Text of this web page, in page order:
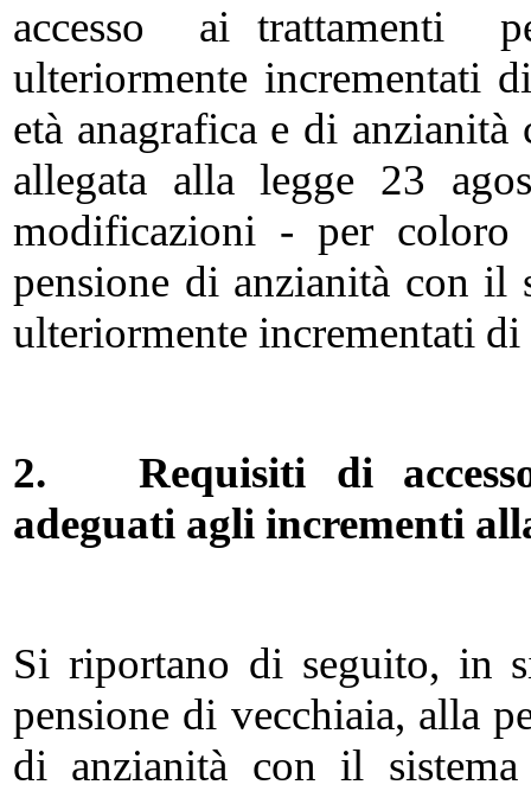
accesso ai trattamenti
ulteriormente incrementati
età anagrafica e di
allegata alla legge 23
modificazioni - per
pensione di anzianità con il
ulteriormente incrementati
2. Requisiti di
adeguati agli incrementi
Si riportano di seguito, in
pensione di vecchiaia, alla
di anzianità con il